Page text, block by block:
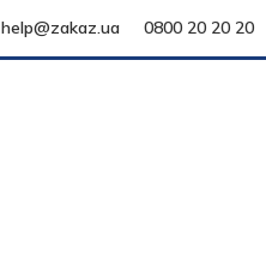
help@zakaz.ua 0800 20 20 20